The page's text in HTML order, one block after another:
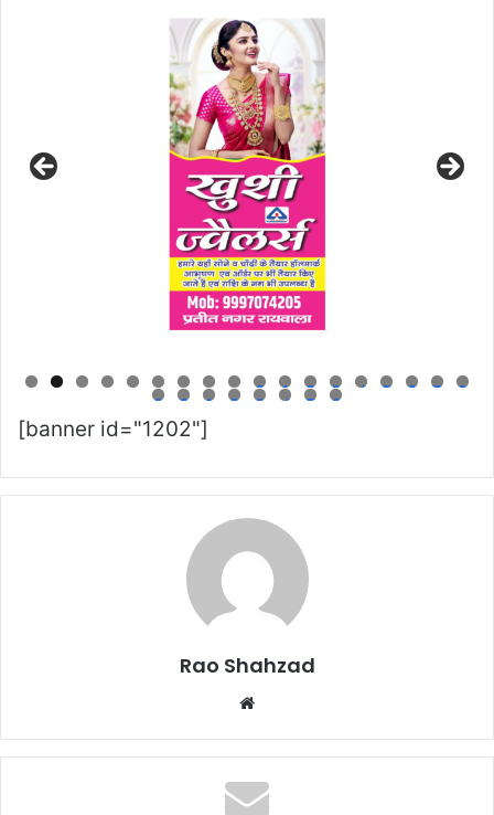
0 1 2 3 4 5 6 7 8
9 0 1 2 3 4 5 6
[banner id="1202"]
Rao Shahzad
Website